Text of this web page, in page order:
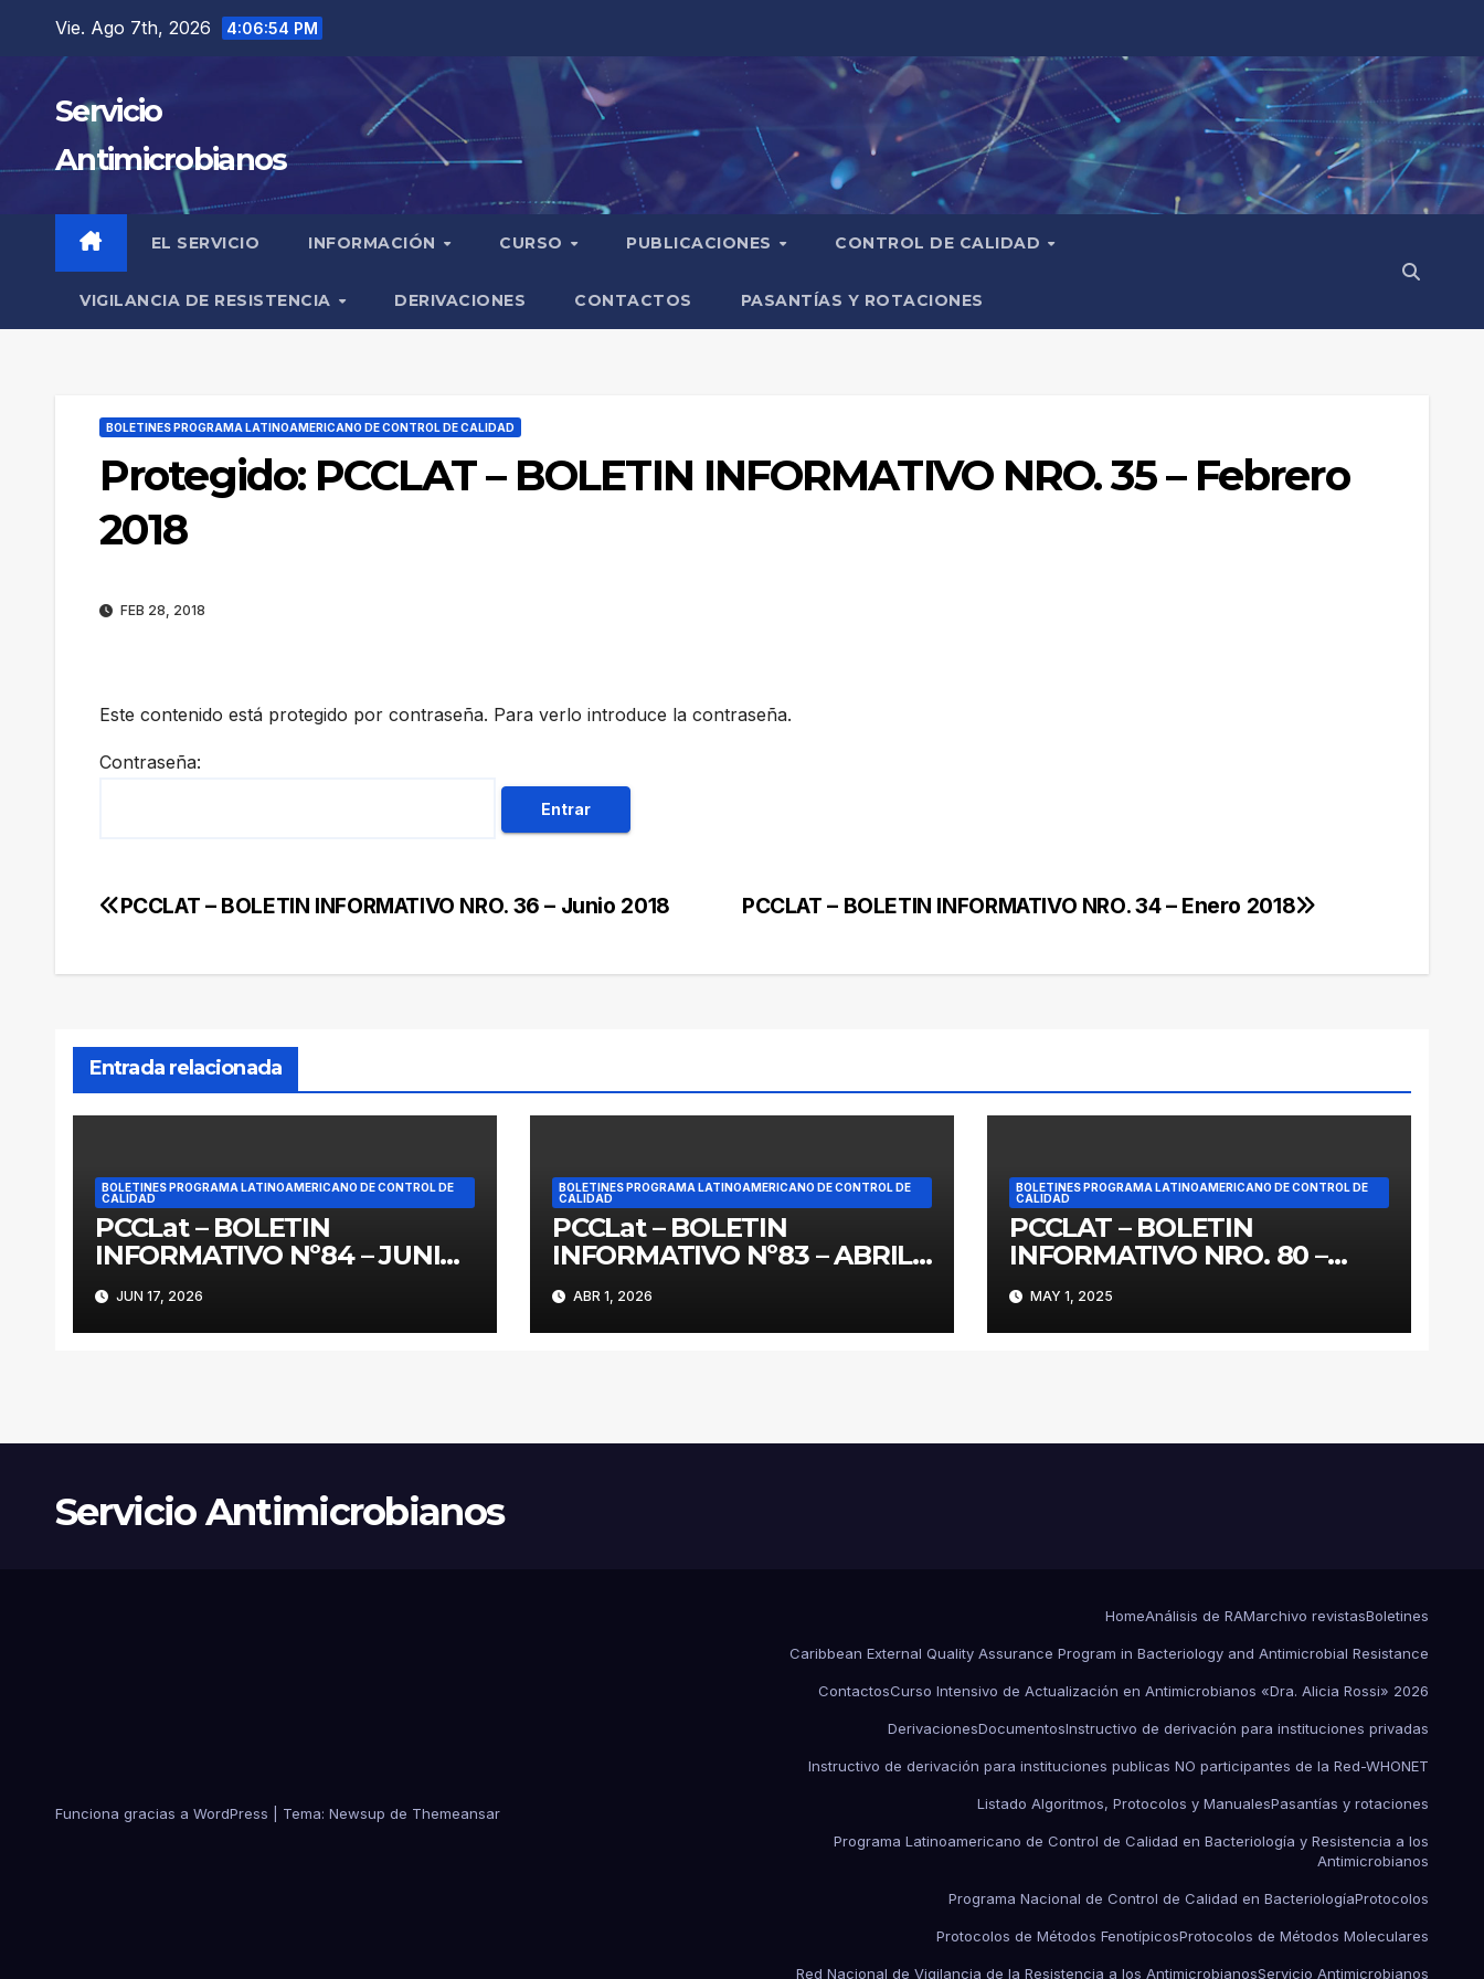
contenido
Vie. Ago 7th, 2026 4:06:55 PM
Servicio
Antimicrobianos
EL SERVICIO INFORMACIÓN CURSO PUBLICACIONES CONTROL DE CALIDAD
VIGILANCIA DE RESISTENCIA DERIVACIONES CONTACTOS PASANTÍAS Y ROTACIONES
BOLETINES PROGRAMA LATINOAMERICANO DE CONTROL DE CALIDAD
Protegido: PCCLAT – BOLETIN INFORMATIVO NRO. 35 – Febrero
2018
FEB 28, 2018
Este contenido está protegido por contraseña. Para verlo introduce la contraseña.
Contraseña:
Navegación
PCCLAT – BOLETIN INFORMATIVO NRO. 34 – Enero 2018
PCCLAT – BOLETIN INFORMATIVO NRO. 36 – Junio 2018
Entrada relacionada
BOLETINES PROGRAMA LATINOAMERICANO DE CONTROL DE
CALIDAD
PCCLat – BOLETIN
INFORMATIVO Nº84 – JUNIO
2026
JUN 17, 2026
BOLETINES PROGRAMA LATINOAMERICANO DE CONTROL DE
CALIDAD
PCCLat – BOLETIN
INFORMATIVO Nº83 – ABRIL
2026
ABR 1, 2026
BOLETINES PROGRAMA LATINOAMERICANO DE CONTROL DE
CALIDAD
PCCLAT – BOLETIN
INFORMATIVO NRO. 80 –
MAYO 2025
MAY 1, 2025
Servicio Antimicrobianos
Funciona gracias a WordPress Tema: Newsup de Themeansar
HomeAnálisis de RAMarchivo revistasBoletines
Caribbean External Quality Assurance Program in Bacteriology and Antimicrobial Resistance
ContactosCurso Intensivo de Actualización en Antimicrobianos «Dra. Alicia Rossi» 2026
DerivacionesDocumentosInstructivo de derivación para instituciones privadas
Instructivo de derivación para instituciones publicas NO participantes de la Red-WHONET
Listado Algoritmos, Protocolos y ManualesPasantías y rotaciones
Programa Latinoamericano de Control de Calidad en Bacteriología y Resistencia a los
Antimicrobianos
Programa Nacional de Control de Calidad en BacteriologíaProtocolos
Protocolos de Métodos FenotípicosProtocolos de Métodos Moleculares
Red Nacional de Vigilancia de la Resistencia a los AntimicrobianosServicio Antimicrobianos